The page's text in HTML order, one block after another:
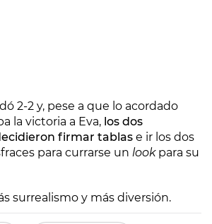
2-2 y, pese a que lo acordado
la victoria a Eva, los dos
firmar tablas e ir los dos
para currarse un lookpara su
surrealismo y más diversión.